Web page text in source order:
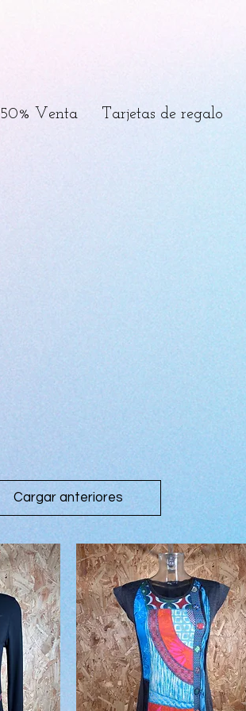
50% Venta Tarjetas de regalo
Cargar anteriores